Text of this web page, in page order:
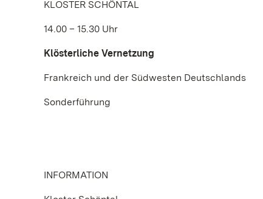
KLOSTER SCHÖNTAL
14.00 – 15.30 Uhr
Klösterliche Vernetzung
Frankreich und der Südwesten Deutschlands
Sonderführung
INFORMATION